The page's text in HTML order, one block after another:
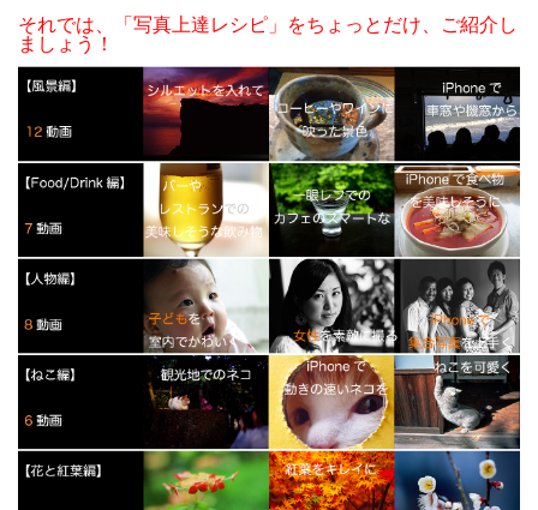
それでは、「写真上達レシピ」をちょっとだけ、ご紹介し
ましょう！